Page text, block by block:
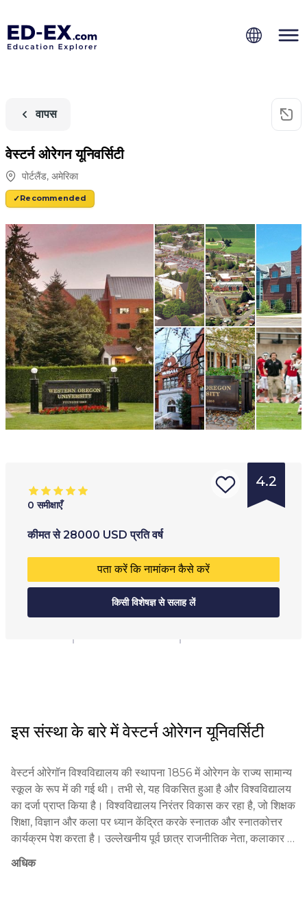
वापस
वेस्टर्न ओरेगन यूनिवर्सिटी
पोर्टलैंड, अमेरिका
Recommended
4.2
0 समीक्षाएँ
कीमत से 28000 USD प्रति वर्ष
पता करें कि नामांकन कैसे करें
किसी विशेषज्ञ से सलाह लें
संस्था
विश्ववि
आयु सीमा:
18+
पूर्णकालिक
अंशकालिक
इस संस्था के बारे में वेस्टर्न ओरेगन यूनिवर्सिटी
वेस्टर्न ओरेगॉन विश्वविद्यालय की स्थापना 1856 में ओरेगन के राज्य सामान्य
स्कूल के रूप में की गई थी। तभी से, यह विकसित हुआ है और विश्वविद्यालय
का दर्जा प्राप्त किया है। विश्वविद्यालय निरंतर विकास कर रहा है, जो शिक्षक
शिक्षा, विज्ञान और कला पर ध्यान केंद्रित करके स्नातक और स्नातकोत्तर
कार्यक्रम पेश करता है। उल्लेखनीय पूर्व छात्र राजनीतिक नेता, कलाकार
और विद्वान हैं। विश्वविद्यालय के पास स्थानीय स्कूलों और संगठनों के साथ
महत्वपूर्ण साझेदारियाँ हैं।
अधिक